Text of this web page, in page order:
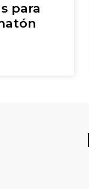
para